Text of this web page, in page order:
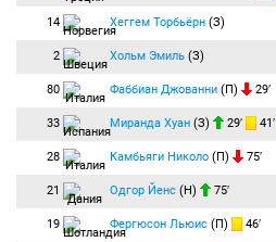
14 Хеггем Торбьёрн (З)
2 Хольм Эмиль (З)
80 Фаббиан Джованни (П) 29′
33 Миранда Хуан (З) 29′ 41′
28 Камбьяги Николо (П) 75′
21 Одгор Йенс (Н) 75′
19 Фергюсон Льюис (П) 46′